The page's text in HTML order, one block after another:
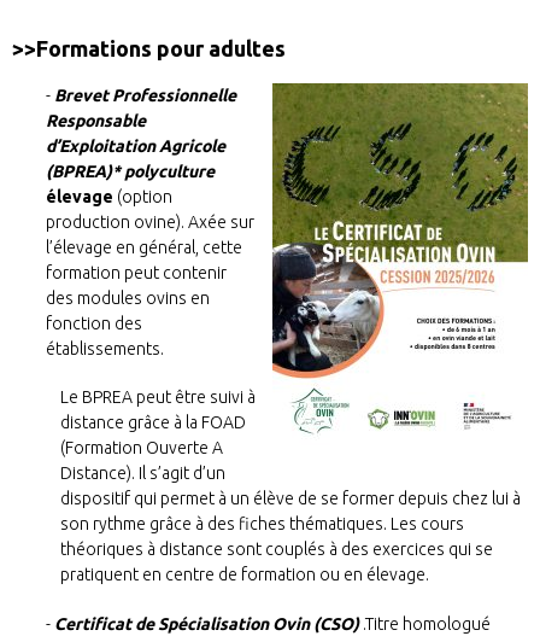
>>Formations pour adultes
Brevet Professionnelle
Responsable
d’Exploitation Agricole
(BPREA)* polyculture
élevage (option
production ovine). Axée sur
l’élevage en général, cette
formation peut contenir
des modules ovins en
fonction des
établissements.
Le BPREA peut être suivi à
distance grâce à la FOAD
(Formation Ouverte A
Distance). Il s’agit d’un
dispositif qui permet à un élève de se former depuis chez lui à
son rythme grâce à des fiches thématiques. Les cours
théoriques à distance sont couplés à des exercices qui se
pratiquent en centre de formation ou en élevage.
Certificat de Spécialisation Ovin (CSO).Titre homologué